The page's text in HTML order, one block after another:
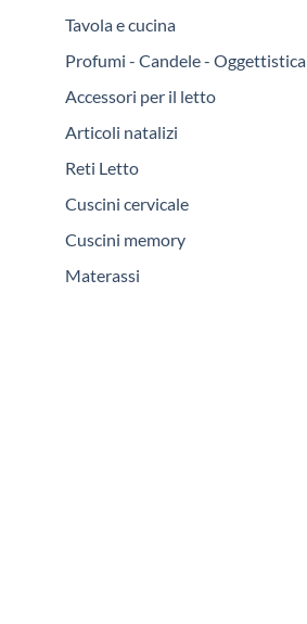
Tavola e cucina
Profumi - Candele - Oggettistica
Accessori per il letto
Articoli natalizi
Reti Letto
Cuscini cervicale
Cuscini memory
Materassi